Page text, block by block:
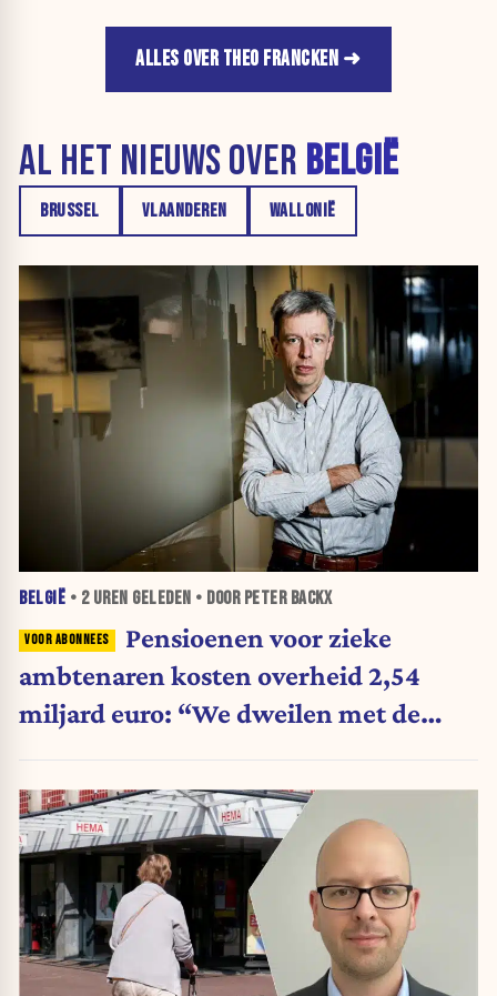
ALLES OVER THEO FRANCKEN
AL HET NIEUWS OVER BELGIË
BRUSSEL VLAANDEREN WALLONIË
BELGIË • 2 UREN GELEDEN • DOOR PETER BACKX
Pensioenen voor zieke
ambtenaren kosten overheid 2,54
miljard euro: “We dweilen met de